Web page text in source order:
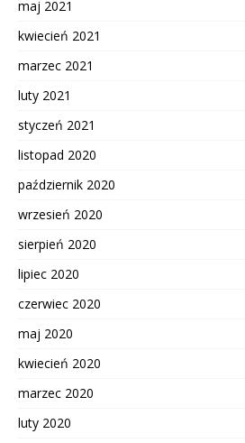
maj 2021
kwiecień 2021
marzec 2021
luty 2021
styczeń 2021
listopad 2020
październik 2020
wrzesień 2020
sierpień 2020
lipiec 2020
czerwiec 2020
maj 2020
kwiecień 2020
marzec 2020
luty 2020